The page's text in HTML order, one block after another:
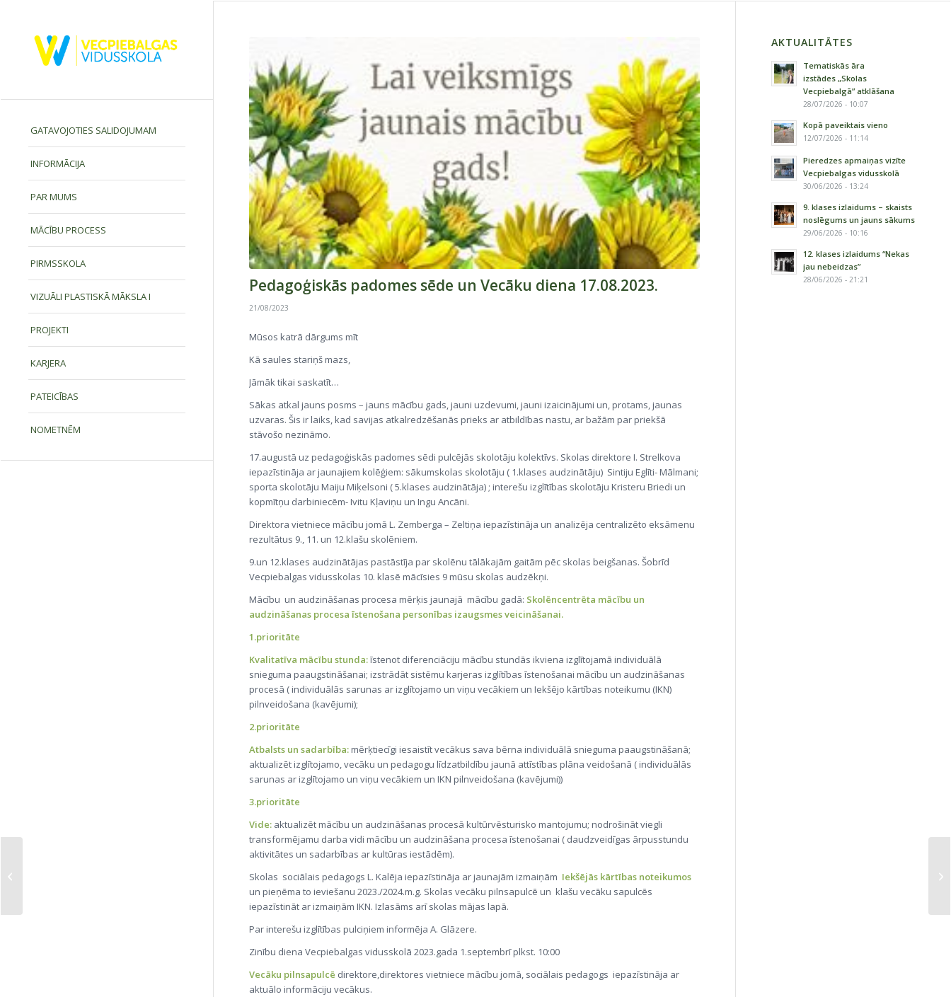
GATAVOJOTIES SALIDOJUMAM
INFORMĀCIJA
PAR MUMS
MĀCĪBU PROCESS
PIRMSSKOLA
VIZUĀLI PLASTISKĀ MĀKSLA I
PROJEKTI
KARJERA
PATEICĪBAS
NOMETNĒM
Pedagoģiskās padomes sēde un Vecāku diena 17.08.2023.
21/08/2023
Mūsos katrā dārgums mīt
Kā saules stariņš mazs,
Jāmāk tikai saskatīt…
Sākas atkal jauns posms – jauns mācību gads, jauni uzdevumi, jauni izaicinājumi un, protams, jaunas
uzvaras. Šis ir laiks, kad savijas atkalredzēšanās prieks ar atbildības nastu, ar bažām par priekšā
stāvošo nezināmo.
17.augustā uz pedagoģiskās padomes sēdi pulcējās skolotāju kolektīvs. Skolas direktore I. Strelkova
iepazīstināja ar jaunajiem kolēģiem: sākumskolas skolotāju ( 1.klases audzinātāju) Sintiju Eglīti- Mālmani;
sporta skolotāju Maiju Miķelsoni ( 5.klases audzinātāja) ; interešu izglītības skolotāju Kristeru Briedi un
kopmītņu darbiniecēm- Ivitu Kļaviņu un Ingu Ancāni.
Direktora vietniece mācību jomā L. Zemberga – Zeltiņa iepazīstināja un analizēja centralizēto eksāmenu
rezultātus 9., 11. un 12.klašu skolēniem.
9.un 12.klases audzinātājas pastāstīja par skolēnu tālākajām gaitām pēc skolas beigšanas. Šobrīd
Vecpiebalgas vidusskolas 10. klasē mācīsies 9 mūsu skolas audzēkņi.
Mācību un audzināšanas procesa mērķis jaunajā mācību gadā: Skolēncentrēta mācību un
audzināšanas procesa īstenošana personības izaugsmes veicināšanai.
1.prioritāte
Kvalitatīva mācību stunda:īstenot diferenciāciju mācību stundās ikviena izglītojamā individuālā
snieguma paaugstināšanai; izstrādāt sistēmu karjeras izglītības īstenošanai mācību un audzināšanas
procesā ( individuālās sarunas ar izglītojamo un viņu vecākiem un Iekšējo kārtības noteikumu (IKN)
pilnveidošana (kavējumi);
2.prioritāte
Atbalsts un sadarbība:mērķtiecīgi iesaistīt vecākus sava bērna individuālā snieguma paaugstināšanā;
aktualizēt izglītojamo, vecāku un pedagogu līdzatbildību jaunā attīstības plāna veidošanā ( individuālās
sarunas ar izglītojamo un viņu vecākiem un IKN pilnveidošana (kavējumi))
3.prioritāte
Vide: aktualizēt mācību un audzināšanas procesā kultūrvēsturisko mantojumu; nodrošināt viegli
transformējamu darba vidi mācību un audzināšana procesa īstenošanai ( daudzveidīgas ārpusstundu
aktivitātes un sadarbības ar kultūras iestādēm).
Skolas sociālais pedagogs L. Kalēja iepazīstināja ar jaunajām izmaiņām Iekšējās kārtības noteikumos
un pieņēma to ieviešanu 2023./2024.m.g. Skolas vecāku pilnsapulcē un klašu vecāku sapulcēs
iepazīstināt ar izmaiņām IKN. Izlasāms arī skolas mājas lapā.
Par interešu izglītības pulciņiem informēja A. Glāzere.
Zinību diena Vecpiebalgas vidusskolā 2023.gada 1.septembrī plkst. 10:00
Vecāku pilnsapulcē direktore,direktores vietniece mācību jomā, sociālais pedagogs iepazīstināja ar
aktuālo informāciju vecākus.
AKTUALITĀTES
Tematiskās āra
izstādes „Skolas
Vecpiebalgā” atklāšana
28/07/2026 - 10:07
Kopā paveiktais vieno
12/07/2026 - 11:14
Pieredzes apmaiņas vizīte
Vecpiebalgas vidusskolā
30/06/2026 - 13:24
9. klases izlaidums – skaists
noslēgums un jauns sākums
29/06/2026 - 10:16
12. klases izlaidums “Nekas
jau nebeidzas”
28/06/2026 - 21:21